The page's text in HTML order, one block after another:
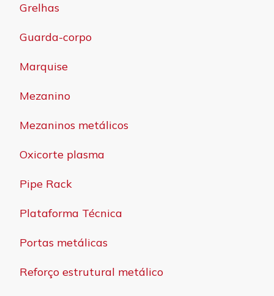
Grelhas
Guarda-corpo
Marquise
Mezanino
Mezaninos metálicos
Oxicorte plasma
Pipe Rack
Plataforma Técnica
Portas metálicas
Reforço estrutural metálico